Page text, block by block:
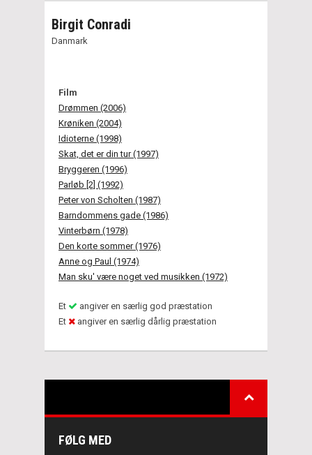
Birgit Conradi
Danmark
Film
Drømmen (2006)
Krøniken (2004)
Idioterne (1998)
Skat, det er din tur (1997)
Bryggeren (1996)
Parløb [2] (1992)
Peter von Scholten (1987)
Barndommens gade (1986)
Vinterbørn (1978)
Den korte sommer (1976)
Anne og Paul (1974)
Man sku' være noget ved musikken (1972)
Et
angiver en særlig god præstation
Et
angiver en særlig dårlig præstation
FØLG MED